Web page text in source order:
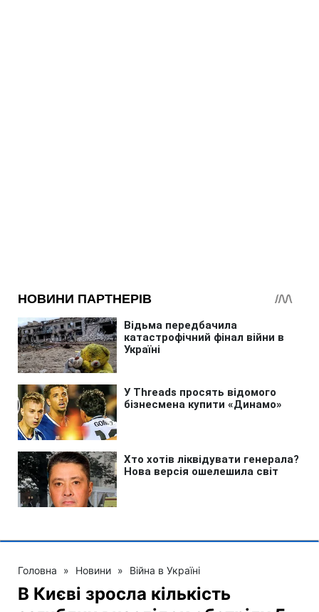
Головна » Новини » Війна в Україні
В Києві зросла кількість